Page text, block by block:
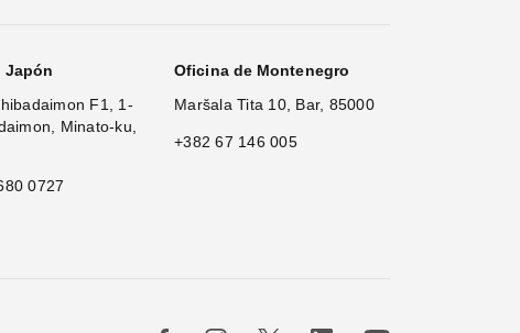
Japón
F1, 1-
Minato-ku,
0727
Oficina de Montenegro
Maršala Tita 10, Bar, 85000
+382 67 146 005